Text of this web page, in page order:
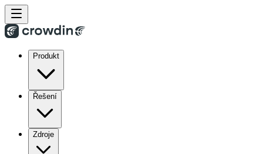
Produkt
Řešení
Zdroje